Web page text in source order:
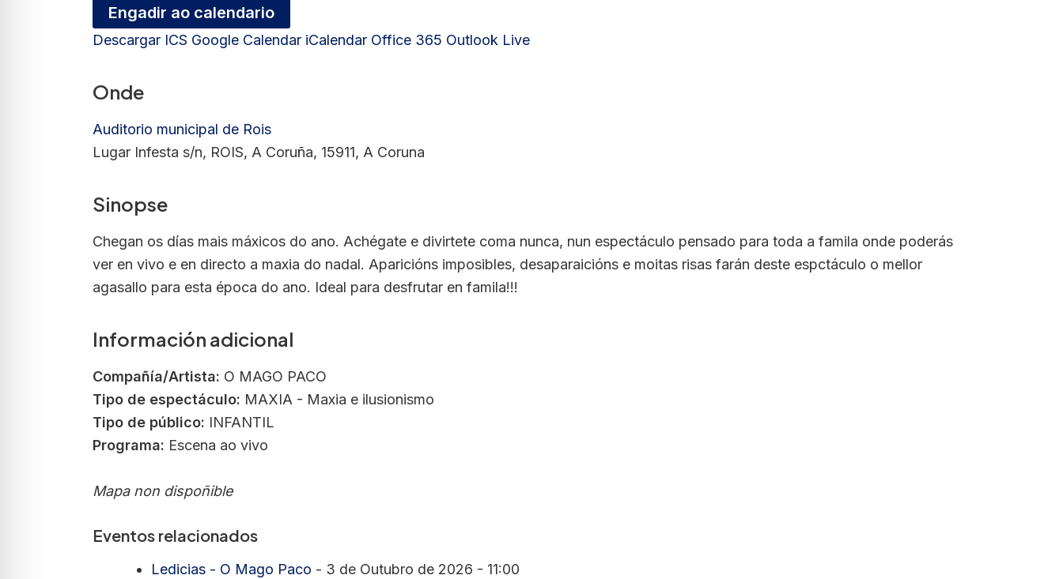
Engadir ao calendario
Descargar ICS Google Calendar iCalendar Office 365 Outlook Live
Onde
Auditorio municipal de Rois
Lugar Infesta s/n, ROIS, A Coruña, 15911, A Coruna
Sinopse
Chegan os días mais máxicos do ano. Achégate e divirtete coma nunca, nun espectáculo pensado para toda a famila onde poderás
ver en vivo e en directo a maxia do nadal. Aparicións imposibles, desaparaicións e moitas risas farán deste espctáculo o mellor
agasallo para esta época do ano. Ideal para desfrutar en famila!!!
Información adicional
Compañía/Artista: O MAGO PACO
Tipo de espectáculo: MAXIA - Maxia e ilusionismo
Tipo de público: INFANTIL
Programa: Escena ao vivo
Mapa non dispoñible
Eventos relacionados
Ledicias - O Mago Paco - 3 de Outubro de 2026 - 11:00